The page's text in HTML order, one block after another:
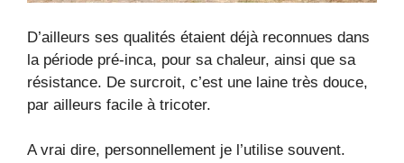
D’ailleurs ses qualités étaient déjà reconnues dans
la période pré-inca, pour sa chaleur, ainsi que sa
résistance. De surcroit, c’est une laine très douce,
par ailleurs facile à tricoter.
A vrai dire, personnellement je l’utilise souvent.